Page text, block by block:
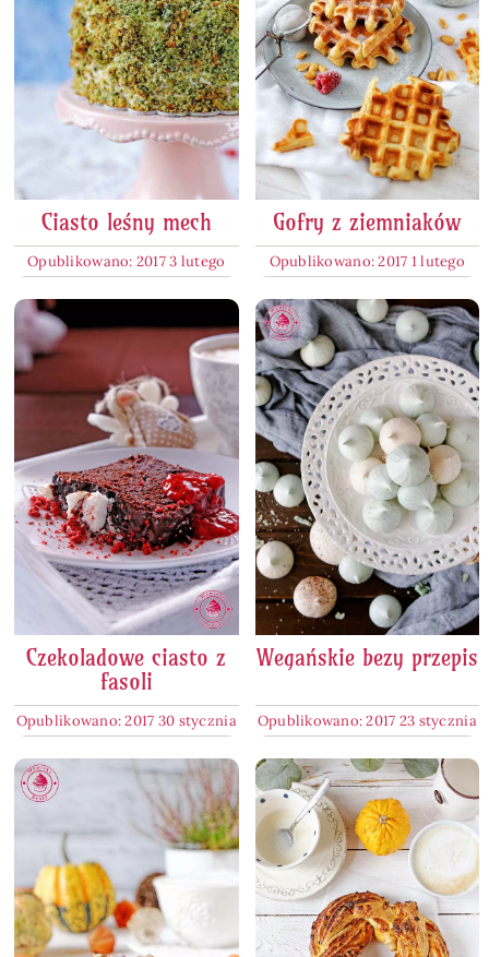
Ciasto leśny mech
Opublikowano: 2017 3 lutego
Gofry z ziemniaków
Opublikowano: 2017 1 lutego
Czekoladowe ciasto z
fasoli
Opublikowano: 2017 30 stycznia
Wegańskie bezy przepis
Opublikowano: 2017 23 stycznia